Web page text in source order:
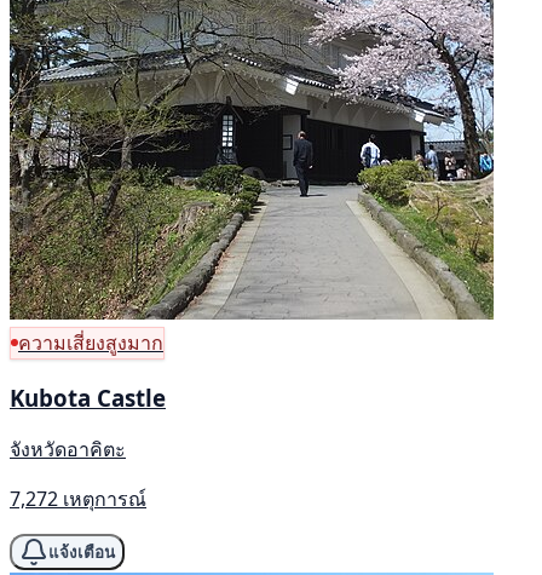
ความเสี่ยงสูงมาก
Kubota Castle
จังหวัดอาคิตะ
7,272 เหตุการณ์
แจ้งเตือน